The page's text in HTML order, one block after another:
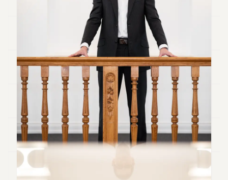
Andy
Andy
27
Andy
26
Andy
24
Andy
23
Andy